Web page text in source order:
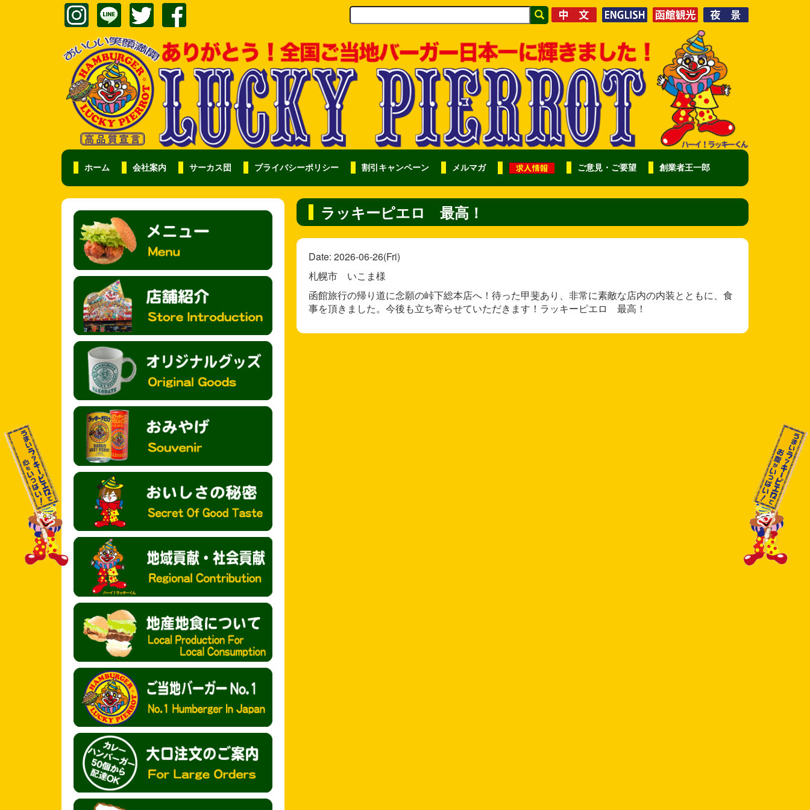
ホーム 会社案内 サーカス団 プライバシーポリシー 割引キャンペーン メルマガ ご意見・ご要望 創業者王一郎
ラッキーピエロ 最高！
Date: 2026-06-26(Fri)
札幌市 いこま様
函館旅行の帰り道に念願の峠下総本店へ！待った甲斐あり、非常に素敵な店内の内装とともに、食
事を頂きました。今後も立ち寄らせていただきます！ラッキーピエロ 最高！